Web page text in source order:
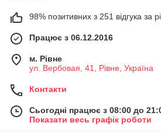
98% позитивних з 251 відгука за
Працює з 06.12.2016
м. Рівне
ул. Вербовая, 41, Рівне, Україна
Контакти
Сьогодні працює з 08:00 до
Показати весь графік роботи